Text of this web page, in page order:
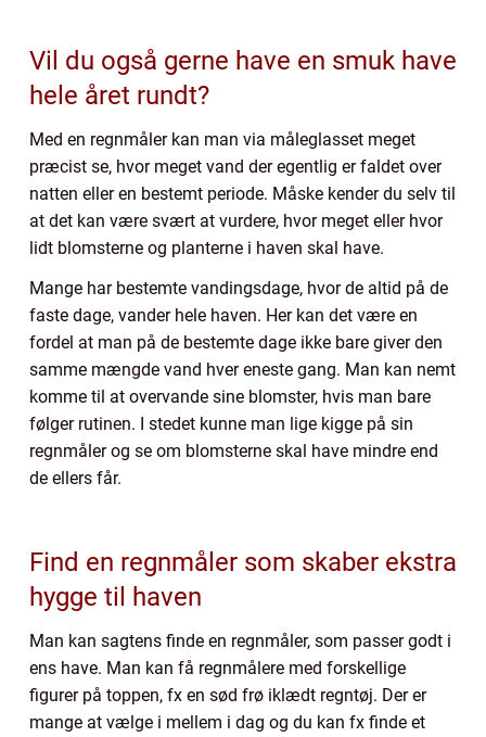
Vil du også gerne have en smuk have
hele året rundt?
Med en regnmåler kan man via måleglasset meget
præcist se, hvor meget vand der egentlig er faldet over
natten eller en bestemt periode. Måske kender du selv til
at det kan være svært at vurdere, hvor meget eller hvor
lidt blomsterne og planterne i haven skal have.
Mange har bestemte vandingsdage, hvor de altid på de
faste dage, vander hele haven. Her kan det være en
fordel at man på de bestemte dage ikke bare giver den
samme mængde vand hver eneste gang. Man kan nemt
komme til at overvande sine blomster, hvis man bare
følger rutinen. I stedet kunne man lige kigge på sin
regnmåler og se om blomsterne skal have mindre end
de ellers får.
Find en regnmåler som skaber ekstra
hygge til haven
Man kan sagtens finde en regnmåler, som passer godt i
ens have. Man kan få regnmålere med forskellige
figurer på toppen, fx en sød frø iklædt regntøj. Der er
mange at vælge i mellem i dag og du kan fx finde et